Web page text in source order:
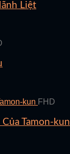
Liệt
FHD
Tamon-kun